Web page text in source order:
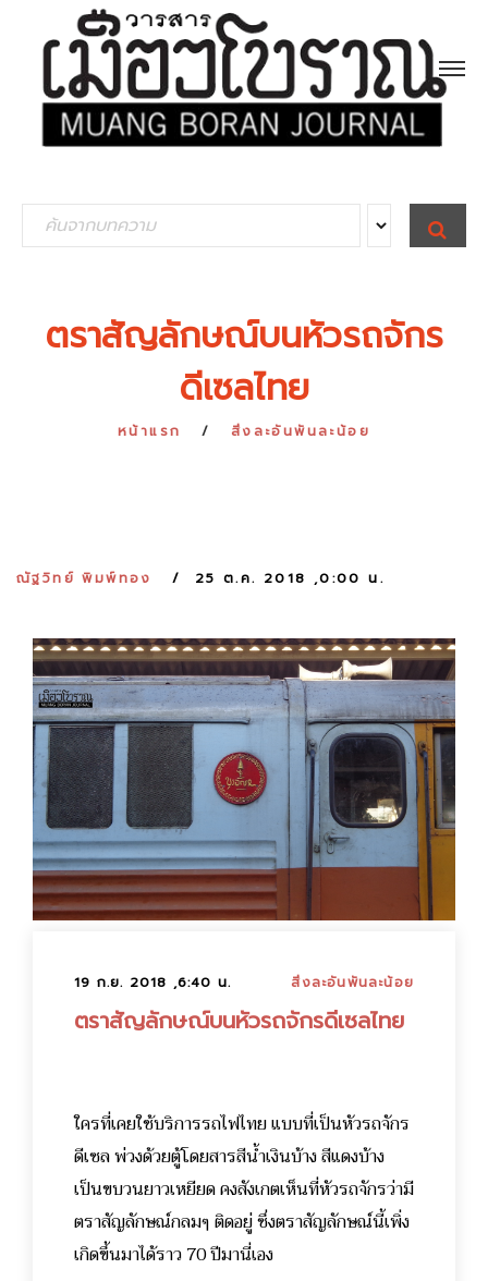
e
S
E
A
ตราสัญลักษณ์บนหัวรถจักร
ดีเซลไทย
หน้าแรก สิ่งละอันพันละน้อย
ณัฐวิทย์ พิมพ์ทอง 25 ต.ค. 2018 ,0:00 น.
19 ก.ย. 2018 ,6:40 น. สิ่งละอันพันละน้อย
ตราสัญลักษณ์บนหัวรถจักรดีเซลไทย
ใครที่เคยใช้บริการรถไฟไทย แบบที่เป็นหัวรถจักร
ดีเซล พ่วงด้วยตู้โดยสารสีน้ำเงินบ้าง สีแดงบ้าง
เป็นขบวนยาวเหยียด คงสังเกตเห็นที่หัวรถจักรว่ามี
ตราสัญลักษณ์กลมๆ ติดอยู่ ซึ่งตราสัญลักษณ์นี้เพิ่ง
เกิดขึ้นมาได้ราว 70 ปีมานี่เอง